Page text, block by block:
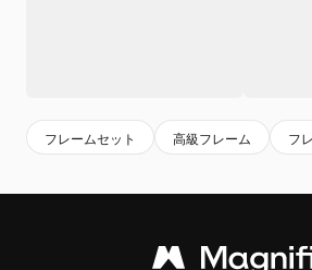
フレームセット 高級フレーム フ